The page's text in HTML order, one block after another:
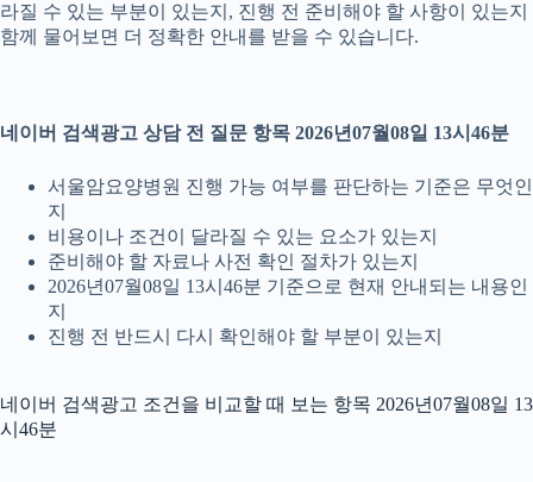
라질 수 있는 부분이 있는지, 진행 전 준비해야 할 사항이 있는지
함께 물어보면 더 정확한 안내를 받을 수 있습니다.
네이버 검색광고 상담 전 질문 항목 2026년07월08일 13시46분
서울암요양병원 진행 가능 여부를 판단하는 기준은 무엇인
지
비용이나 조건이 달라질 수 있는 요소가 있는지
준비해야 할 자료나 사전 확인 절차가 있는지
2026년07월08일 13시46분 기준으로 현재 안내되는 내용인
지
진행 전 반드시 다시 확인해야 할 부분이 있는지
네이버 검색광고 조건을 비교할 때 보는 항목 2026년07월08일 13
시46분